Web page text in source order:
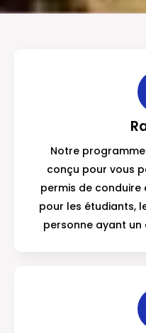
Notre
conçu pour vous
permis de conduire
pour les étudiants,
personne ayant